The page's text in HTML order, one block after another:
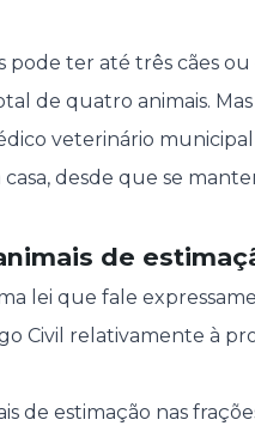
ter até três cães
de quatro animais.
veterinário
desde que se
de
lei que fale
Civil relativamente à
de estimação nas